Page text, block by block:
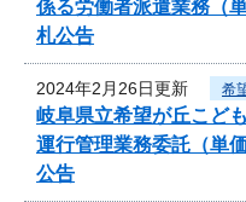
係る労働者派遣業務（
札公告
2024年2月26日更新 希
岐阜県立希望が丘こど
運行管理業務委託（単
公告